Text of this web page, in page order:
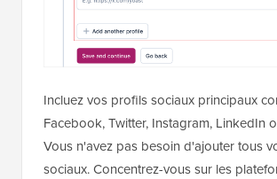
Incluez vos profils sociaux principaux
Facebook, Twitter, Instagram, LinkedIn
Vous n'avez pas besoin d'ajouter tous
sociaux. Concentrez-vous sur les